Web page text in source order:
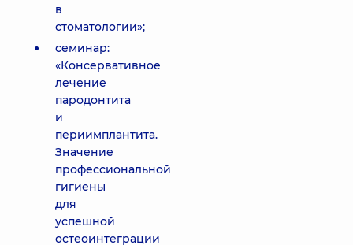
в
стоматологии»;
семинар:
«Консервативное
лечение
пародонтита
и
периимплантита.
Значение
профессиональной
гигиены
для
успешной
остеоинтеграции